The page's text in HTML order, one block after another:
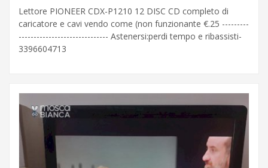
Lettore PIONEER CDX-P1210 12 DISC CD completo di
caricatore e cavi vendo come (non funzionante €.25 ---------
------------------------------ Astenersi:perdi tempo e ribassisti-
3396604713